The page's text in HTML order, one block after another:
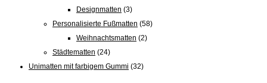
Designmatten (3)
Personalisierte Fußmatten (58)
Weihnachtsmatten (2)
Städtematten (24)
Unimatten mit farbigem Gummi (32)